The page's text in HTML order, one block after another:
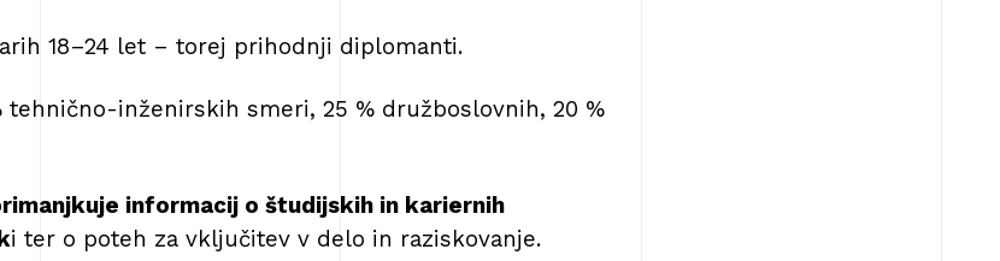
18–24 let – torej prihodnji diplomanti.
tehnično-inženirskih smeri, 25 % družboslovnih, 20 %
informacij o študijskih in kariernih
i ter o poteh za vključitev v delo in raziskovanje.